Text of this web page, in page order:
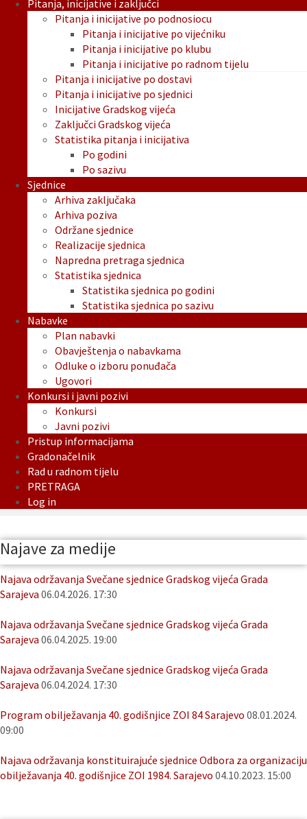
Pitanja, inicijative i zaključci
Pitanja i inicijative po podnosiocu
Pitanja i inicijative po vijećniku
Pitanja i inicijative po klubu
Pitanja i inicijative po radnom tijelu
Pitanja i inicijative po dostavi
Pitanja i inicijative po sjednici
Inicijative Gradskog vijeća
Zaključci Gradskog vijeća
Statistika pitanja i inicijativa
Po godini
Po sazivu
Sjednice
Arhiva zaključaka
Arhiva poziva
Održane sjednice
Realizacije sjednica
Napredna pretraga sjednica
Statistika sjednica
Statistika sjednica po godini
Statistika sjednica po sazivu
Nabavke
Plan nabavki
Obavještenja o nabavkama
Odluke o izboru ponuđača
Ugovori
Konkursi i javni pozivi
Konkursi
Javni pozivi
Pristup informacijama
Gradonačelnik
Rad u radnom tijelu
PRETRAGA
Log in
Najave za medije
Najava održavanja Svečane sjednice Gradskog vijeća Grada
Sarajeva 06.04.2026. 17:30
Najava održavanja Svečane sjednice Gradskog vijeća Grada
Sarajeva 06.04.2025. 19:00
Najava održavanja Svečane sjednice Gradskog vijeća Grada
Sarajeva 06.04.2024. 17:30
Program obilježavanja 40. godišnjice ZOI 84 Sarajevo 08.01.2024.
09:00
Najava održavanja konstituirajuće sjednice Odbora za organizaciju
obilježavanja 40. godišnjice ZOI 1984. Sarajevo 04.10.2023. 15:00